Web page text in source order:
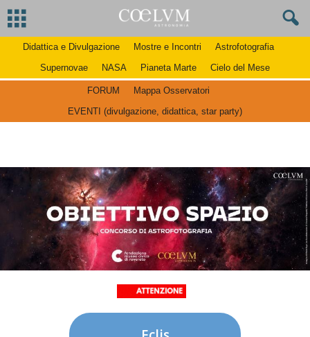
Didattica e Divulgazione Mostre e Incontri
Astrofotografia
Supernovae
NASA Pianeta Marte Cielo del Mese
FORUM
Mappa Osservatori
EVENTI (divulgazione, didattica, star party)